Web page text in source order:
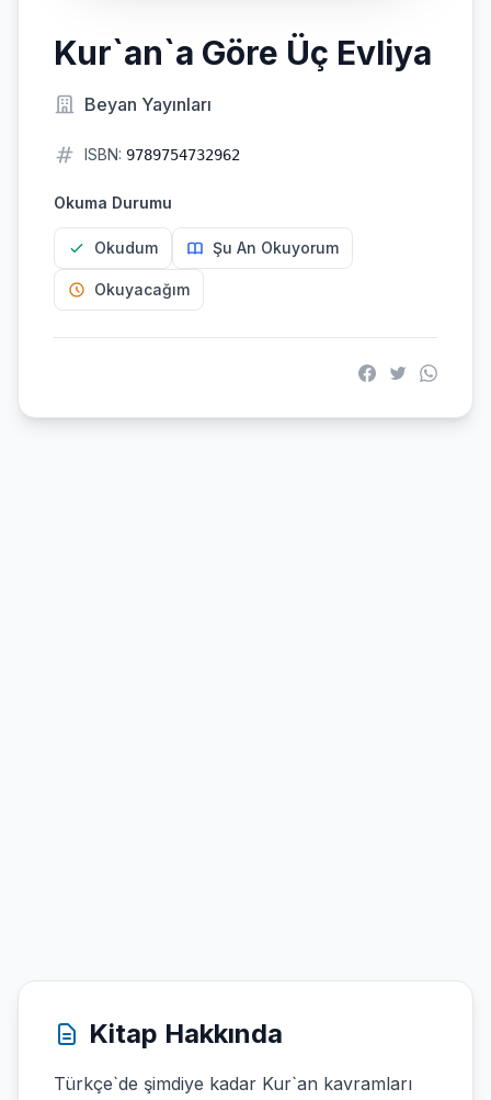
Kur`an`a Göre Üç Evliya
Beyan Yayınları
ISBN: 9789754732962
Okuma Durumu
Okudum Şu An Okuyorum
Okuyacağım
Kitap Hakkında
Türkçe`de şimdiye kadar Kur`an kavramları